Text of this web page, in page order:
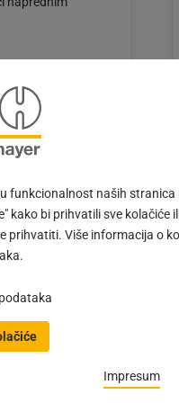
funkcionalnost naših stranica
kako bi prihvatili sve kolačiće
prihvatiti. Više informacija o
Impresum
svoj